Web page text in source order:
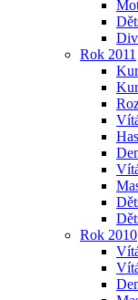
Rok 2011
Rok 2010